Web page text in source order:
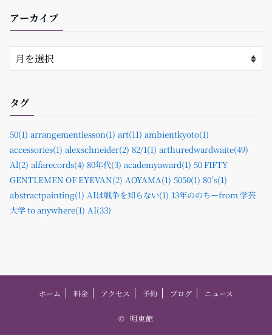
アーカイブ
タグ
50(1) arrangementlesson(1) art(11) ambientkyoto(1)
accessories(1) alexschneider(2) 82/1(1) arthuredwardwaite(49)
Al(2) alfarecords(4) 80年代(3) academyaward(1) 50 FIFTY
GENTLEMEN OF EYEVAN(2) AOYAMA(1) 5050(1) 80’s(1)
abstractpainting(1) AIは戦争を知らない(1) 13年ののちーfrom 学芸
大学 to anywhere(1) AI(33)
ホーム 料金 アクセス 予約 ブログ ニュース
© 明東館